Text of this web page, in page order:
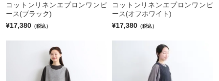
コットンリネンエプロンワンピ
ース(ブラック)
¥17,380 （税込）
コットンリネンエプロンワンピ
ース(オフホワイト)
¥17,380 （税込）